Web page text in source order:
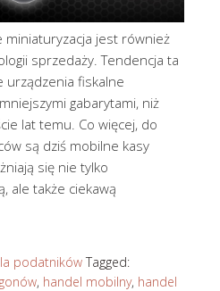
miniaturyzacja jest również
sprzedaży. Tendencja ta
urządzenia fiskalne
gabarytami, niż
lat temu. Co więcej, do
są dziś mobilne kasy
się nie tylko
ale także ciekawą
podatników Tagged:
, handel mobilny, handel